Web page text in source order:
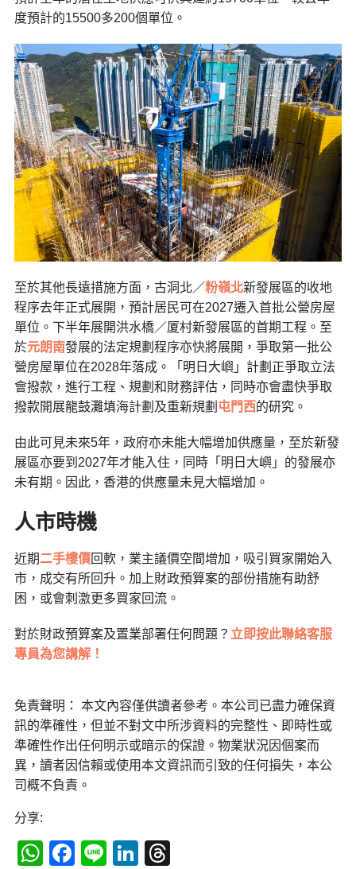
度預計的15500多200個單位。
至於其他長遠措施方面，古洞北／粉嶺北新發展區的收地
程序去年正式展開，預計居民可在2027遷入首批公營房屋
單位。下半年展開洪水橋／厦村新發展區的首期工程。至
於元朗南發展的法定規劃程序亦快將展開，爭取第一批公
營房屋單位在2028年落成。「明日大嶼」計劃正爭取立法
會撥款，進行工程、規劃和財務評估，同時亦會盡快爭取
撥款開展龍鼓灘填海計劃及重新規劃 屯門西的研究。
由此可見未來5年，政府亦未能大幅增加供應量，至於新發
展區亦要到2027年才能入住，同時「明日大嶼」的發展亦
未有期。因此，香港的供應量未見大幅增加。
人市時機
近期二手樓價回軟，業主議價空間增加，吸引買家開始入
市，成交有所回升。加上財政預算案的部份措施有助舒
困，或會刺激更多買家回流。
對於財政預算案及置業部署任何問題？ 立即按此聯絡客服
專員為您講解！
免責聲明： 本文內容僅供讀者參考。本公司已盡力確保資
訊的準確性，但並不對文中所涉資料的完整性、即時性或
準確性作出任何明示或暗示的保證。物業狀況因個案而
異，讀者因信賴或使用本文資訊而引致的任何損失，本公
司概不負責。
分享:
WhatsApp
Facebook
LineLinkedIn